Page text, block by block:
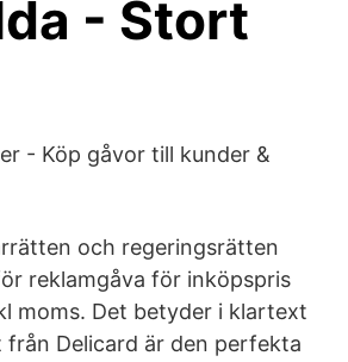
- Stort
- Köp gåvor till kunder &
och regeringsrätten
reklamgåva för inköpspris
moms. Det betyder i klartext
Delicard är den perfekta